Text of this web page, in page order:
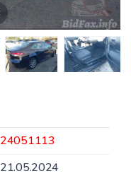
24051113
21.05.2024